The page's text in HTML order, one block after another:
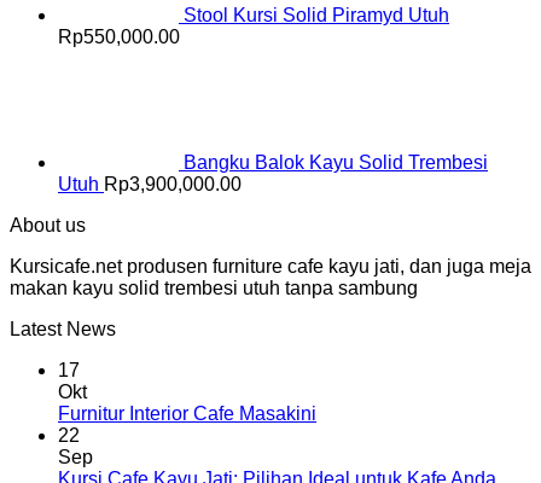
Stool Kursi Solid Piramyd Utuh
Rp550,000.00
Bangku Balok Kayu Solid Trembesi
Utuh Rp3,900,000.00
About us
Kursicafe.net produsen furniture cafe kayu jati, dan juga meja
makan kayu solid trembesi utuh tanpa sambung
Latest News
17
Okt
Furnitur Interior Cafe Masakini
22
Sep